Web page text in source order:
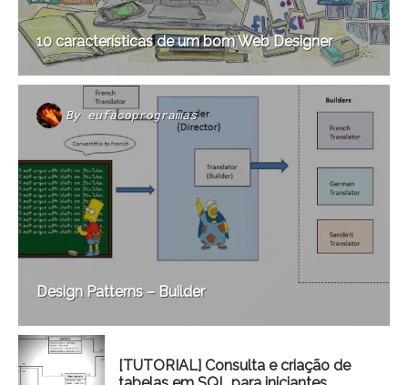
10 características de um bom Web Designer
By eufacoprogramas
Design Patterns – Builder
[TUTORIAL] Consulta e criação de